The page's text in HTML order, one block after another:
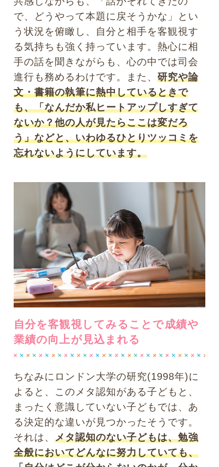
ちを置き去りにして、ただ読み進めてし
まっただけということ。反対に、メタ認
知の強い子どもは、たいして教科書に熱
中しなくても「自分はこことここは苦手
そうだな」という自分に対して、客観視
する・第三者目線で見るという読み方が
出来ていて、その部分だけをしっかり復
習し、その結果、成績も優秀 とのこと。
これは、我々大人の仕事でも同じです
ね。ただ熱くなるだけでなく、また焦っ
たり嘆いたりするのではなく、「今、何
が問題なのか？」「どこまでこの話は進
んでいるのだろう？」というメタな自分
事がデキる人になるためのヒントになる
と思いますよ。
Photo by pixta
さて、次回は「相手の性格や感情を知るにはどん
なところを見ればいい？ 性格判断の心理学」につ
いてお教えします。お楽しみに！
体質にならないための心理学
んなところを見ればいい？ 性格
判断の心理学
瞳にまつわる心理学トップに戻る